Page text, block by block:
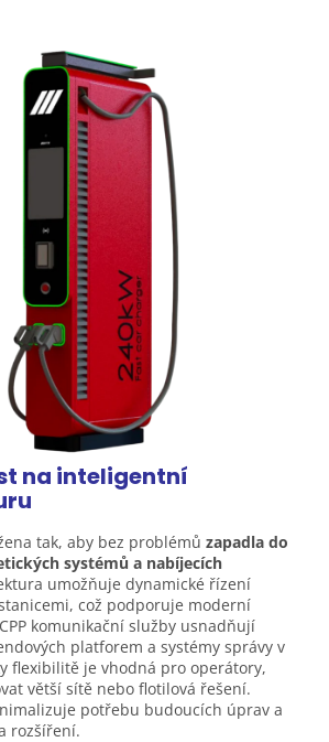
na inteligentní
tak, aby bez problémů zapadla do
systémů a nabíjecích
umožňuje dynamické řízení
což podporuje moderní
komunikační služby usnadňují
platforem a systémy správy v
flexibilitě je vhodná pro operátory,
větší sítě nebo flotilová řešení.
potřebu budoucích úprav a
rozšíření.